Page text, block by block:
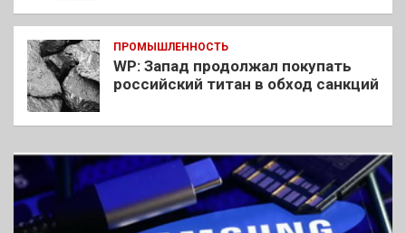
ПРОМЫШЛЕННОСТЬ
WP: Запад продолжал покупать
российский титан в обход санкций